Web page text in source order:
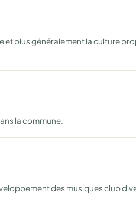
plus généralement la culture
la commune.
des musiques club